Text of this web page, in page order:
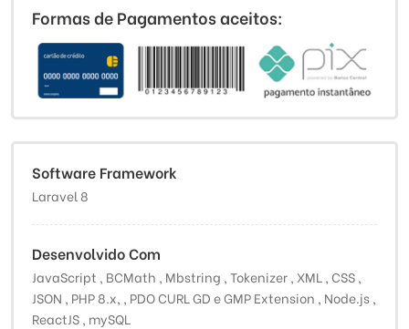
Formas de Pagamentos aceitos:
Software Framework
Laravel 8
Desenvolvido Com
JavaScript , BCMath , Mbstring , Tokenizer , XML , CSS ,
JSON , PHP 8.x, , PDO CURL GD e GMP Extension , Node.js ,
ReactJS , mySQL